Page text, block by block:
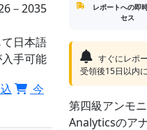
－2035
日本語
手可能
今
レポートへの即
セス
すぐにレポ
受領後15日以内
第四級アンモ
Analyticsのア